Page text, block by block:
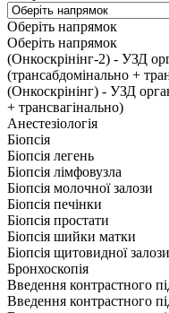
Оберіть напрямок
Оберіть напрямок
(Онкоскрінінг-2) - УЗД
(трансабдомінально +
(Онкоскрінінг) - УЗД
+ трансвагінально)
Анестезіологія
Біопсія
Біопсія легень
Біопсія лімфовузла
Біопсія молочної залози
Біопсія печінки
Біопсія простати
Біопсія шийки матки
Біопсія щитовидної залози
Бронхоскопія
Введення контрастного
Введення контрастного